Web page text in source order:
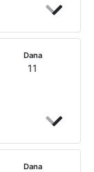
Dana
11
Dana